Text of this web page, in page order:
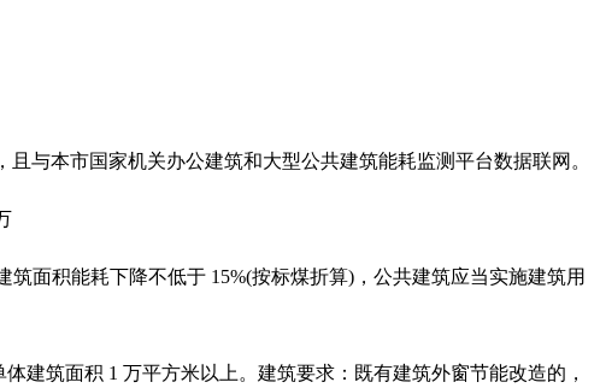
与本市国家机关办公建筑和大型公共建筑能耗监测平台数据联网。
面积能耗下降不低于 15%(按标煤折算)，公共建筑应当实施建筑用
建筑面积 1 万平方米以上。建筑要求：既有建筑外窗节能改造的，